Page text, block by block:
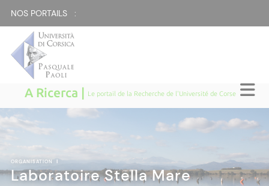
NOS PORTAILS :
A Ricerca | Le portail de la Recherche de l'Université de Corse
ORGANISATION |
Laboratoire Stella Mare